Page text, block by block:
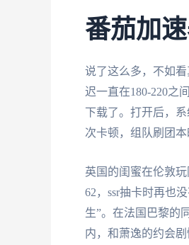
番茄加
说了这么多，不如
迟一直在180-220之
下载了。打开后，
次卡顿，组队刷团
英国的闺蜜在伦敦
62，ssr抽卡时再也
生”。在法国巴黎的
内，和萧逸的约会